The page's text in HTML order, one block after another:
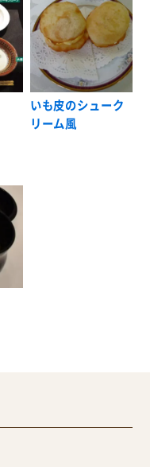
いも皮のシューク
リーム風